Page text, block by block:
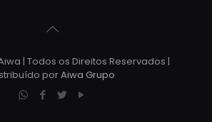
| Todos os Direitos Reservados |
porAiwa Grupo